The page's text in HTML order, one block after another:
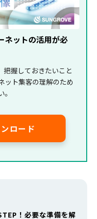
ネットの活用が必
把握しておきたいこと
ット集客の理解のため
ロード
！必要な準備を解